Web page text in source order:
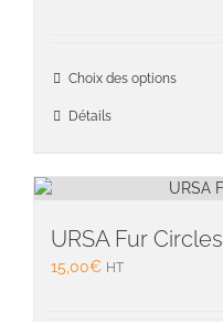
Choix des options
Détails
URSA Fur Circles
15,00€ HT